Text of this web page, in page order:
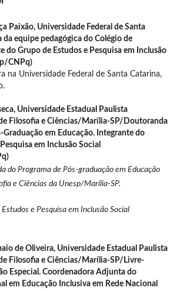
Paixão, Universidade Federal de Santa
equipe pedagógica do Colégio de
do Grupo de Estudos e Pesquisa em Inclusão
CNPq)
na Universidade Federal de Santa Catarina,
Universidade Estadual Paulista
Filosofia e Ciências/Marília-SP/Doutoranda
Graduação em Educação. Integrante do
em Inclusão Social
do Programa de Pós-graduação em Educação
e Ciências da Unesp/Marília-SP.
e Pesquisa em Inclusão Social
de Oliveira, Universidade Estadual Paulista
Filosofia e Ciências/Marília-SP/Livre-
Especial. Coordenadora Adjunta do
em Educação Inclusiva em Rede Nacional